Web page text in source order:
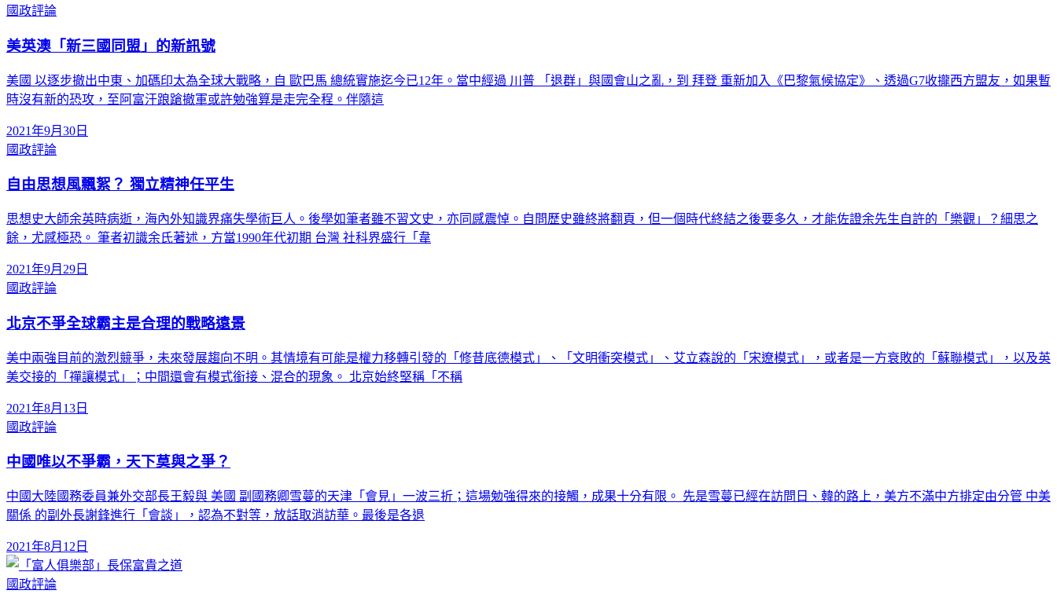
國政評論
美英澳「新三國同盟」的新訊號
美國 以逐步撤出中東、加碼印太為全球大戰略，自 歐巴馬 總統實施迄今已12年。當中經過 川普 「退群」與國會山之亂，到 拜登 重新加入《巴黎氣候協定》、透過G7收攏西方盟友，如果暫
時沒有新的恐攻，至阿富汗踉蹌撤軍或許勉強算是走完全程。伴隨這
2021年9月30日
國政評論
自由思想風飄絮？ 獨立精神任平生
思想史大師余英時病逝，海內外知識界痛失學術巨人。後學如筆者雖不習文史，亦同感震悼。自問歷史雖終將翻頁，但一個時代終結之後要多久，才能佐證余先生自許的「樂觀」？細思之
餘，尤感極恐。 筆者初識余氏著述，方當1990年代初期 台灣 社科界盛行「韋
2021年9月29日
國政評論
北京不爭全球霸主是合理的戰略遠景
美中兩強目前的激烈競爭，未來發展趨向不明。其情境有可能是權力移轉引發的「修昔底德模式」、「文明衝突模式」、艾立森說的「宋遼模式」，或者是一方衰敗的「蘇聯模式」，以及英
美交接的「禪讓模式」；中間還會有模式銜接、混合的現象。 北京始終堅稱「不稱
2021年8月13日
國政評論
中國唯以不爭霸，天下莫與之爭？
中國大陸國務委員兼外交部長王毅與 美國 副國務卿雪蔓的天津「會見」一波三折；這場勉強得來的接觸，成果十分有限。 先是雪蔓已經在訪問日、韓的路上，美方不滿中方排定由分管 中美
關係 的副外長謝鋒進行「會談」，認為不對等，放話取消訪華。最後是各退
2021年8月12日
國政評論